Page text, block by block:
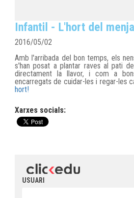
Infantil - L'hort del
2016/05/02
Amb l'arribada del bon temps, els
s'han posat a plantar raves al pati
directament la llavor, i com a
encarregats de cuidar-les i regar-les
hort!
Xarxes socials:
USUARI